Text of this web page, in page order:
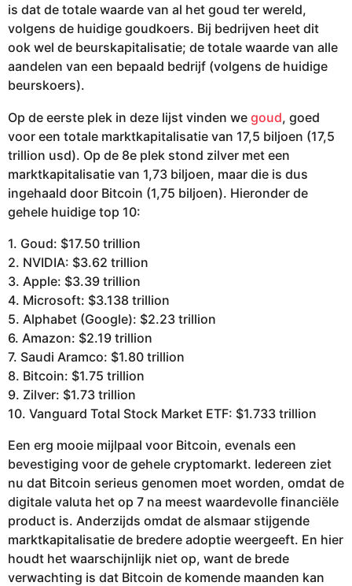
is dat de totale waarde van al het goud ter wereld,
volgens de huidige goudkoers. Bij bedrijven heet dit
ook wel de beurskapitalisatie; de totale waarde van alle
aandelen van een bepaald bedrijf (volgens de huidige
beurskoers).
Op de eerste plek in deze lijst vinden we goud, goed
voor een totale marktkapitalisatie van 17,5 biljoen (17,5
trillion usd). Op de 8e plek stond zilver met een
marktkapitalisatie van 1,73 biljoen, maar die is dus
ingehaald door Bitcoin (1,75 biljoen). Hieronder de
gehele huidige top 10:
1. Goud: $17.50 trillion
2. NVIDIA: $3.62 trillion
3. Apple: $3.39 trillion
4. Microsoft: $3.138 trillion
5. Alphabet (Google): $2.23 trillion
6. Amazon: $2.19 trillion
7. Saudi Aramco: $1.80 trillion
8. Bitcoin: $1.75 trillion
9. Zilver: $1.73 trillion
10. Vanguard Total Stock Market ETF: $1.733 trillion
Een erg mooie mijlpaal voor Bitcoin, evenals een
bevestiging voor de gehele cryptomarkt. Iedereen ziet
nu dat Bitcoin serieus genomen moet worden, omdat de
digitale valuta het op 7 na meest waardevolle financiële
product is. Anderzijds omdat de alsmaar stijgende
marktkapitalisatie de bredere adoptie weergeeft. En hier
houdt het waarschijnlijk niet op, want de brede
verwachting is dat Bitcoin de komende maanden kan